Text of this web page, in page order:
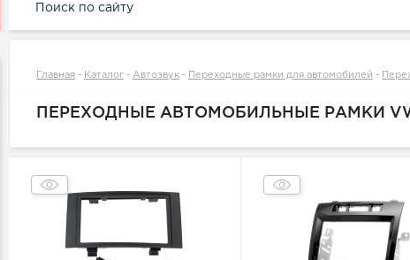
Главная - Каталог - Автозвук - Переходные рамки для автомобилей -
ПЕРЕХОДНЫЕ АВТОМОБИЛЬНЫЕ РАМКИ